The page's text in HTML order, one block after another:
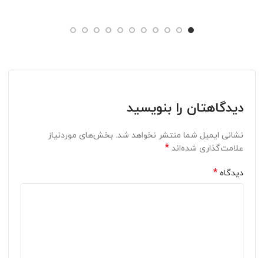
دیدگاهتان را بنویسید
نشانی ایمیل شما منتشر نخواهد شد. بخش‌های موردنیاز
علامت‌گذاری شده‌اند *
دیدگاه *